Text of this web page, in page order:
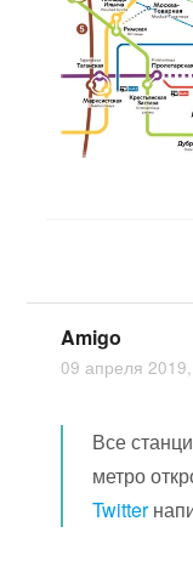
Amigo
09 апреля
Все
метро
Twitter